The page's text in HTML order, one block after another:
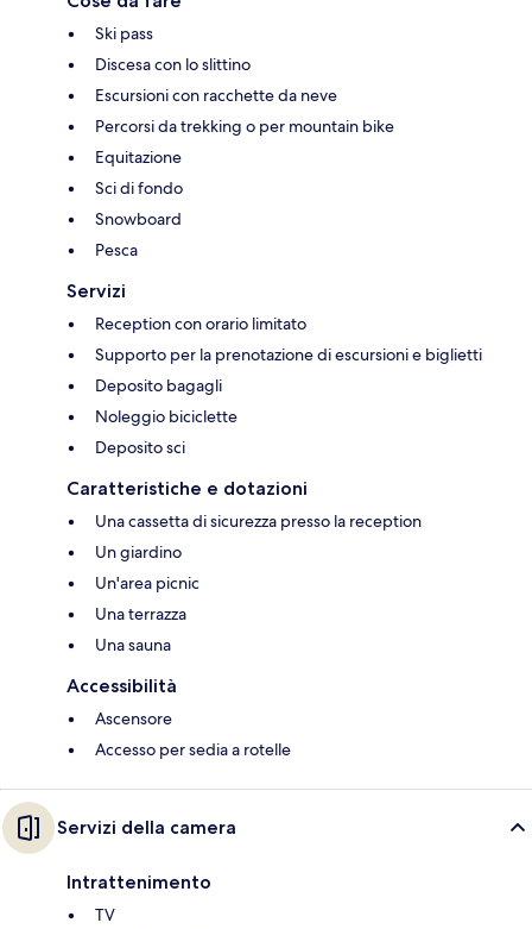
Ski pass
Discesa con lo slittino
Escursioni con racchette da neve
Percorsi da trekking o per mountain bike
Equitazione
Sci di fondo
Snowboard
Pesca
Servizi
Reception con orario limitato
Supporto per la prenotazione di escursioni e biglietti
Deposito bagagli
Noleggio biciclette
Deposito sci
Caratteristiche e dotazioni
Una cassetta di sicurezza presso la reception
Un giardino
Un'area picnic
Una terrazza
Una sauna
Accessibilità
Ascensore
Accesso per sedia a rotelle
Servizi della camera
Intrattenimento
TV